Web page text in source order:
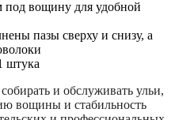
под вощину для удобной
пазы сверху и снизу, а
штука
и обслуживать ульи,
вощины и стабильность